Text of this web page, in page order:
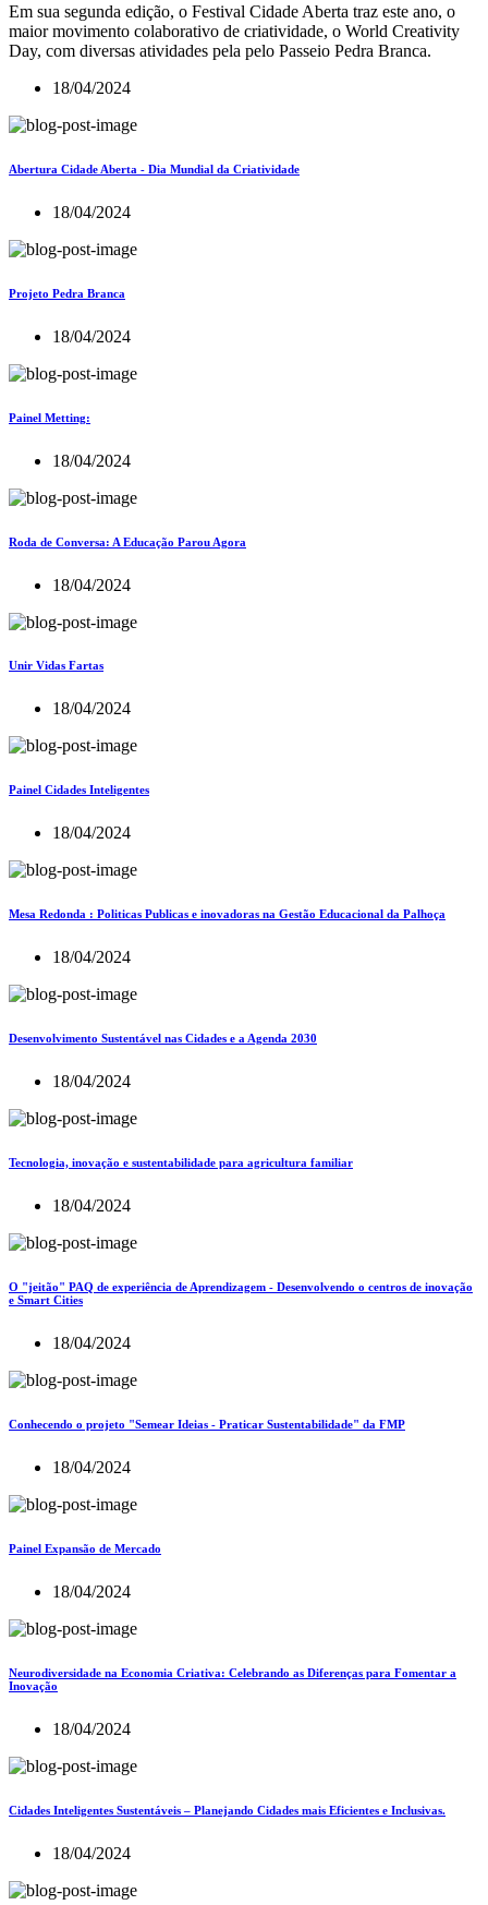
Em sua segunda edição, o Festival Cidade Aberta traz este ano, o
maior movimento colaborativo de criatividade, o World Creativity
Day, com diversas atividades pela pelo Passeio Pedra Branca.
18/04/2024
Abertura Cidade Aberta - Dia Mundial da Criatividade
18/04/2024
Projeto Pedra Branca
18/04/2024
Painel Metting:
18/04/2024
Roda de Conversa: A Educação Parou Agora
18/04/2024
Unir Vidas Fartas
18/04/2024
Painel Cidades Inteligentes
18/04/2024
Mesa Redonda : Politicas Publicas e inovadoras na Gestão Educacional da Palhoça
18/04/2024
Desenvolvimento Sustentável nas Cidades e a Agenda 2030
18/04/2024
Tecnologia, inovação e sustentabilidade para agricultura familiar
18/04/2024
O "jeitão" PAQ de experiência de Aprendizagem - Desenvolvendo o centros de inovação
e Smart Cities
18/04/2024
Conhecendo o projeto "Semear Ideias - Praticar Sustentabilidade" da FMP
18/04/2024
Painel Expansão de Mercado
18/04/2024
Neurodiversidade na Economia Criativa: Celebrando as Diferenças para Fomentar a
Inovação
18/04/2024
Cidades Inteligentes Sustentáveis – Planejando Cidades mais Eficientes e Inclusivas.
18/04/2024